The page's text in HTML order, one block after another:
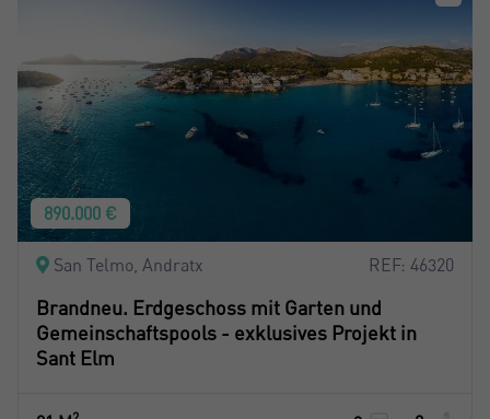
890.000 €
San Telmo, Andratx REF: 46320
Brandneu. Erdgeschoss mit Garten und
Gemeinschaftspools - exklusives Projekt in
Sant Elm